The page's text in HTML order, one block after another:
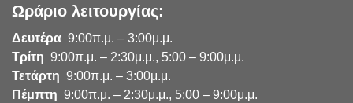
Ωράριο λειτουργίας:
Δευτέρα 9:00π.μ. – 3:00μ.μ.
Τρίτη 9:00π.μ. – 2:30μ.μ., 5:00 – 9:00μ.μ.
Τετάρτη 9:00π.μ. – 3:00μ.μ.
Πέμπτη 9:00π.μ. – 2:30μ.μ., 5:00 – 9:00μ.μ.